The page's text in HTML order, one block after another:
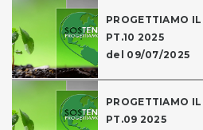
PROGETTIAMO
PT.10 2025
del 09/07/2025
PROGETTIAMO
PT.09 2025